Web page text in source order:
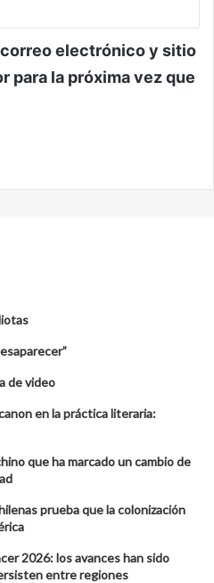
correo electrónico y sitio
para la próxima vez que
de video
en la práctica literaria:
que ha marcado un cambio de
prueba que la colonización
2026: los avances han sido
entre regiones